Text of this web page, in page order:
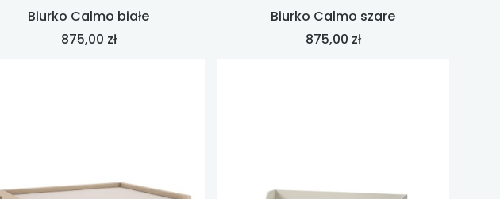
Biurko Calmo białe
Cena
875,00 zł
Biurko Calmo szare
Cena
875,00 zł